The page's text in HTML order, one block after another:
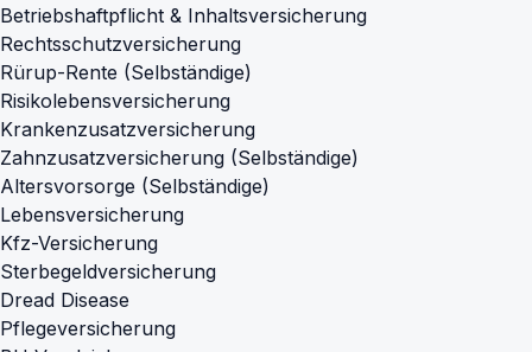
Betriebshaftpflicht & Inhaltsversicherung
Rechtsschutzversicherung
Rürup-Rente (Selbständige)
Risikolebensversicherung
Krankenzusatzversicherung
Zahnzusatzversicherung (Selbständige)
Altersvorsorge (Selbständige)
Lebensversicherung
Kfz-Versicherung
Sterbegeldversicherung
Dread Disease
Pflegeversicherung